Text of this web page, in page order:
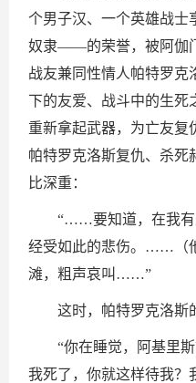
个男子汉、一个英雄战
奴隶——的荣誉，被阿伽
战友兼同性情人帕特罗克
下的友爱、战斗中的生死
重新拿起武器，为亡友复
帕特罗克洛斯复仇、杀死
比深重：
“……要知道，在我有
经受如此的悲伤。……（
滩，粗声哀叫……”
这时，帕特罗克洛斯
“你在睡觉，阿基里
我死了，你就这样待我？